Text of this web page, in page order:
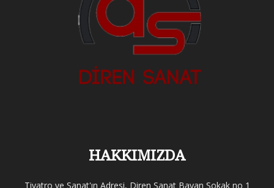
HAKKIMIZDA
Tiyatro ve Sanat'ın Adresi, Diren Sanat Bayan Sokak no 1